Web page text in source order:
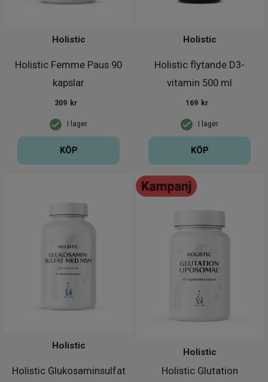
Holistic Femme Paus 90
kapslar
Holistic
I lager
309 kr
KÖP
Holistic flytande D3-
vitamin 500 ml
Holistic
I lager
169 kr
KÖP
Holistic Glukosaminsulfat
Holistic
Holistic Glutation
Holistic